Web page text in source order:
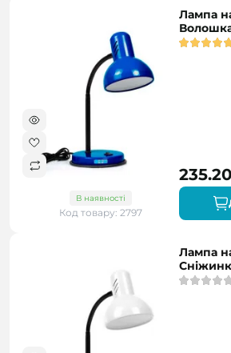
В наявності
Код товару: 2797
Лампа
Лампа